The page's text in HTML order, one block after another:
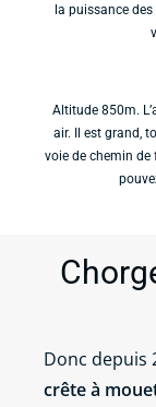
la puissance
Altitude 850m.
air. Il est grand,
voie de chemin
Donc depuis
crête à